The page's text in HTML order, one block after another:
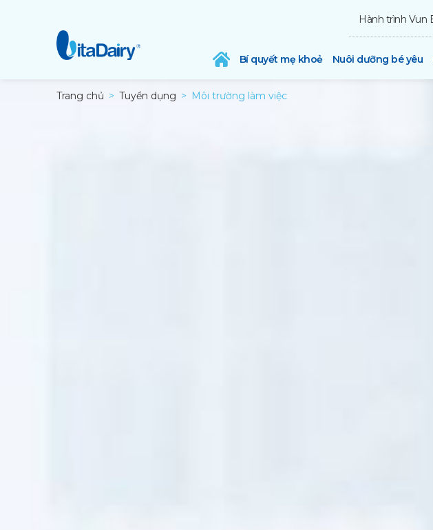
Hành trình Vun
Bí quyết mẹ khoẻ Nuôi dưỡng bé yêu
Trang chủ Tuyển dụng Môi trường làm việc